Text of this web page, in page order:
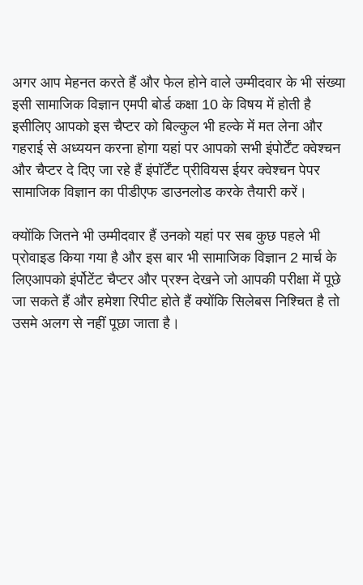
अगर आप मेहनत करते हैं और फेल होने वाले उम्मीदवार के भी संख्या
इसी सामाजिक विज्ञान एमपी बोर्ड कक्षा 10 के विषय में होती है
इसीलिए आपको इस चैप्टर को बिल्कुल भी हल्के में मत लेना और
गहराई से अध्ययन करना होगा यहां पर आपको सभी इंपोर्टेंट क्वेश्चन
और चैप्टर दे दिए जा रहे हैं इंपॉर्टेंट प्रीवियस ईयर क्वेश्चन पेपर
सामाजिक विज्ञान का पीडीएफ डाउनलोड करके तैयारी करें।
क्योंकि जितने भी उम्मीदवार हैं उनको यहां पर सब कुछ पहले भी
प्रोवाइड किया गया है और इस बार भी सामाजिक विज्ञान 2 मार्च के
लिएआपको इंर्पोटेंट चैप्टर और प्रश्न देखने जो आपकी परीक्षा में पूछे
जा सकते हैं और हमेशा रिपीट होते हैं क्योंकि सिलेबस निश्चित है तो
उसमे अलग से नहीं पूछा जाता है।